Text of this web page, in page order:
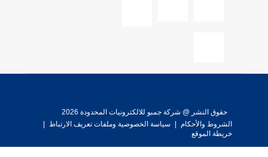
حقوق النشر @ شركة جمبو للالكترونيات المحدودة 2026
الشروط والأحكام
سياسة الخصوصية وملفات تعريف الارتباط
خريطة الموقع